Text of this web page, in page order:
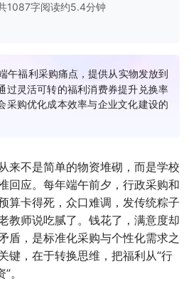
1087字阅读约5.4分钟
午福利采购痛点，提供从实物发放到
过灵活可转的福利消费券提升兑换率
采购优化成本效率与企业文化建设的
来不是简单的物资堆砌，而是学校
回应。每年端午前夕，行政采购和
算卡得死，众口难调，发传统粽子
教师说吃腻了。钱花了，满意度却
盾，是标准化采购与个性化需求之
键，在于转换思维，把福利从“行
。